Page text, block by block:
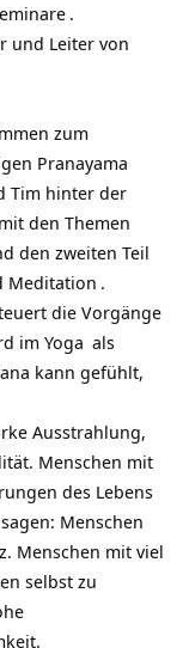
.
und Leiter von
zum
Pranayama
Tim hinter der
den Themen
den zweiten Teil
Meditation .
die Vorgänge
im Yoga als
kann gefühlt,
Ausstrahlung,
Menschen mit
des Lebens
Menschen
Menschen mit viel
selbst zu